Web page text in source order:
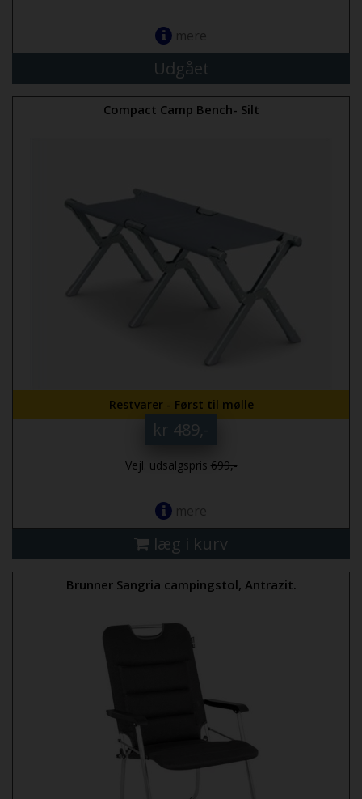
mere
Udgået
Compact Camp Bench- Silt
Restvarer - Først til mølle
kr 489,-
Vejl. udsalgspris 699,-
mere
læg i kurv
Brunner Sangria campingstol, Antrazit.